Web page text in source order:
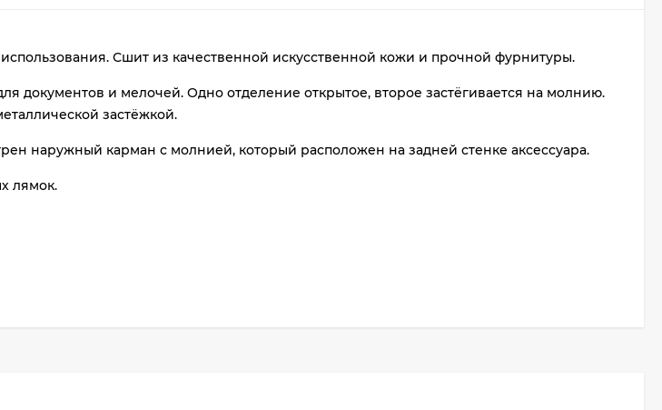
Сшит из качественной искусственной кожи и прочной фурнитуры.
документов и мелочей. Одно отделение открытое, второе застёгивается на молнию.
застёжкой.
наружный карман с молнией, который расположен на задней стенке аксессуара.
лямок.